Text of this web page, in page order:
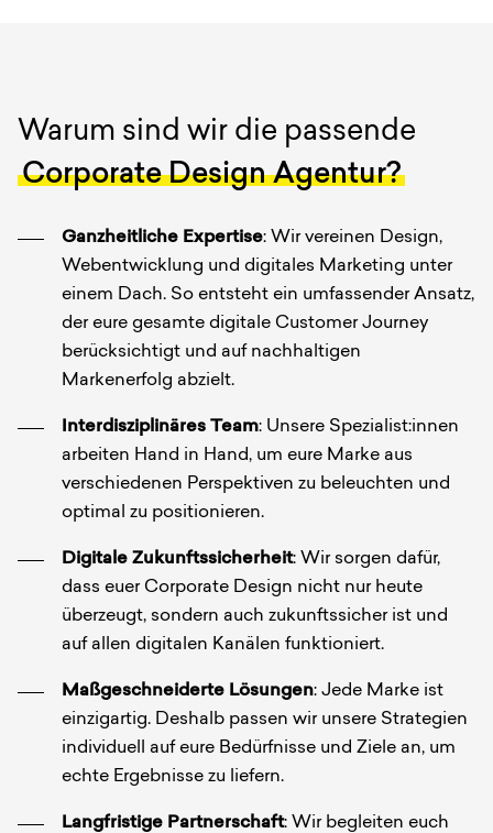
Warum sind wir die passende
Corporate Design Agentur?
Ganzheitliche Expertise: Wir vereinen Design,
Webentwicklung und digitales Marketing unter
einem Dach. So entsteht ein umfassender Ansatz,
der eure gesamte digitale Customer Journey
berücksichtigt und auf nachhaltigen
Markenerfolg abzielt.
Interdisziplinäres Team: Unsere Spezialist:innen
arbeiten Hand in Hand, um eure Marke aus
verschiedenen Perspektiven zu beleuchten und
optimal zu positionieren.
Digitale Zukunftssicherheit: Wir sorgen dafür,
dass euer Corporate Design nicht nur heute
überzeugt, sondern auch zukunftssicher ist und
auf allen digitalen Kanälen funktioniert.
Maßgeschneiderte Lösungen: Jede Marke ist
einzigartig. Deshalb passen wir unsere Strategien
individuell auf eure Bedürfnisse und Ziele an, um
echte Ergebnisse zu liefern.
Langfristige Partnerschaft: Wir begleiten euch